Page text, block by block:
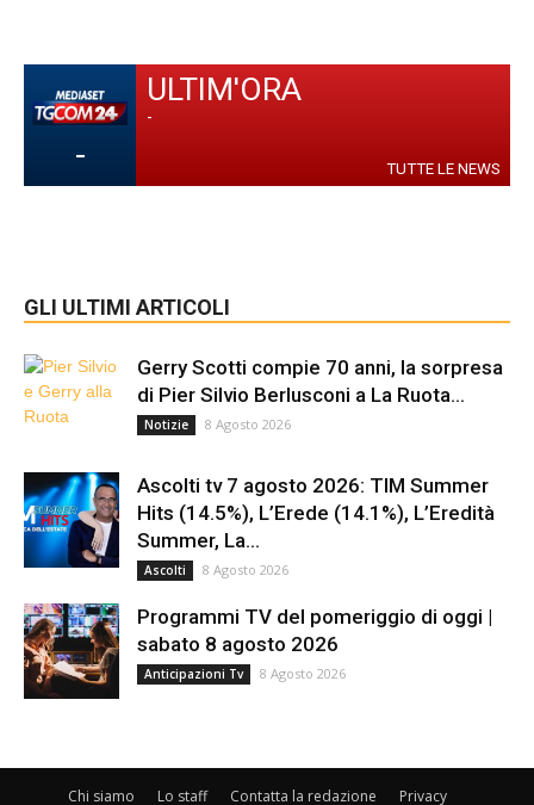
-
ULTIM'ORA
-
TUTTE LE NEWS
GLI ULTIMI ARTICOLI
Gerry Scotti compie 70 anni, la sorpresa
di Pier Silvio Berlusconi a La Ruota...
Notizie 8 Agosto 2026
Ascolti tv 7 agosto 2026: TIM Summer
Hits (14.5%), L’Erede (14.1%), L’Eredità
Summer, La...
Ascolti 8 Agosto 2026
Programmi TV del pomeriggio di oggi |
sabato 8 agosto 2026
Anticipazioni Tv 8 Agosto 2026
Chi siamo Lo staff Contatta la redazione Privacy